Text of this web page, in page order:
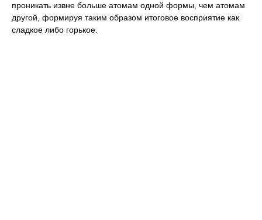
проникать извне больше атомам одной формы, чем атомам
другой, формируя таким образом итоговое восприятие как
сладкое либо горькое.